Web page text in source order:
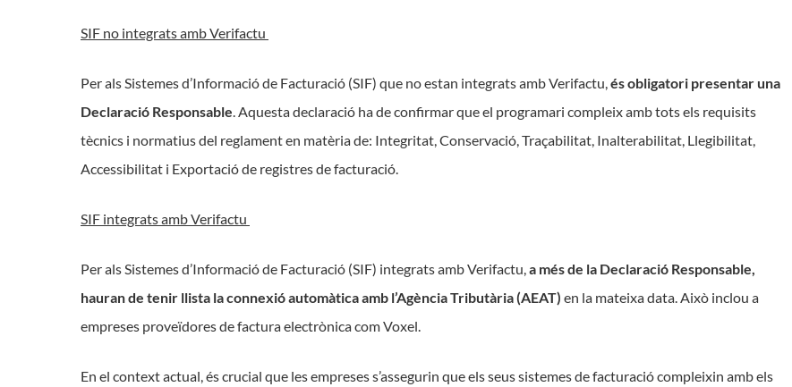
SIF no integrats amb Verifactu
Per als Sistemes d’Informació de Facturació (SIF) que no estan integrats amb Verifactu,és obligatori presentar una
Declaració Responsable. Aquesta declaració ha de confirmar que el programari compleix amb tots els requisits
tècnics i normatius del reglament en matèria de: Integritat, Conservació, Traçabilitat, Inalterabilitat, Llegibilitat,
Accessibilitat i Exportació de registres de facturació.
SIF integrats amb Verifactu
Per als Sistemes d’Informació de Facturació (SIF) integrats amb Verifactu,a més de la Declaració Responsable,
hauran de tenir llista la connexió automàtica amb l’Agència Tributària (AEAT) en la mateixa data. Això inclou a
empreses proveïdores de factura electrònica com Voxel.
En el context actual, és crucial que les empreses s’assegurin que els seus sistemes de facturació compleixin amb els